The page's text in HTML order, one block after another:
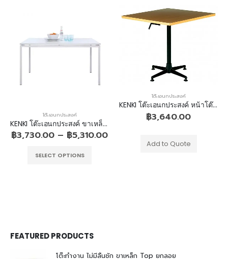
โต๊ะเอนกประสงค์
KENKI โต๊ะเอนกประสงค์ ขาเหล็ก 4 ขาพ่นสี
฿3,730.00 – ฿5,310.00
SELECT OPTIONS
โต๊ะเอนกประสงค์
KENKI โต๊ะเอนกประสงค์ หน้าโต๊ะสี่เหลี่ยม(หรือกลม) พับได้
฿3,640.00
Add to Quote
FEATURED PRODUCTS
โต๊ะทำงาน ไม่มีลิ้นชัก ขาเหล็ก Top ยกลอย